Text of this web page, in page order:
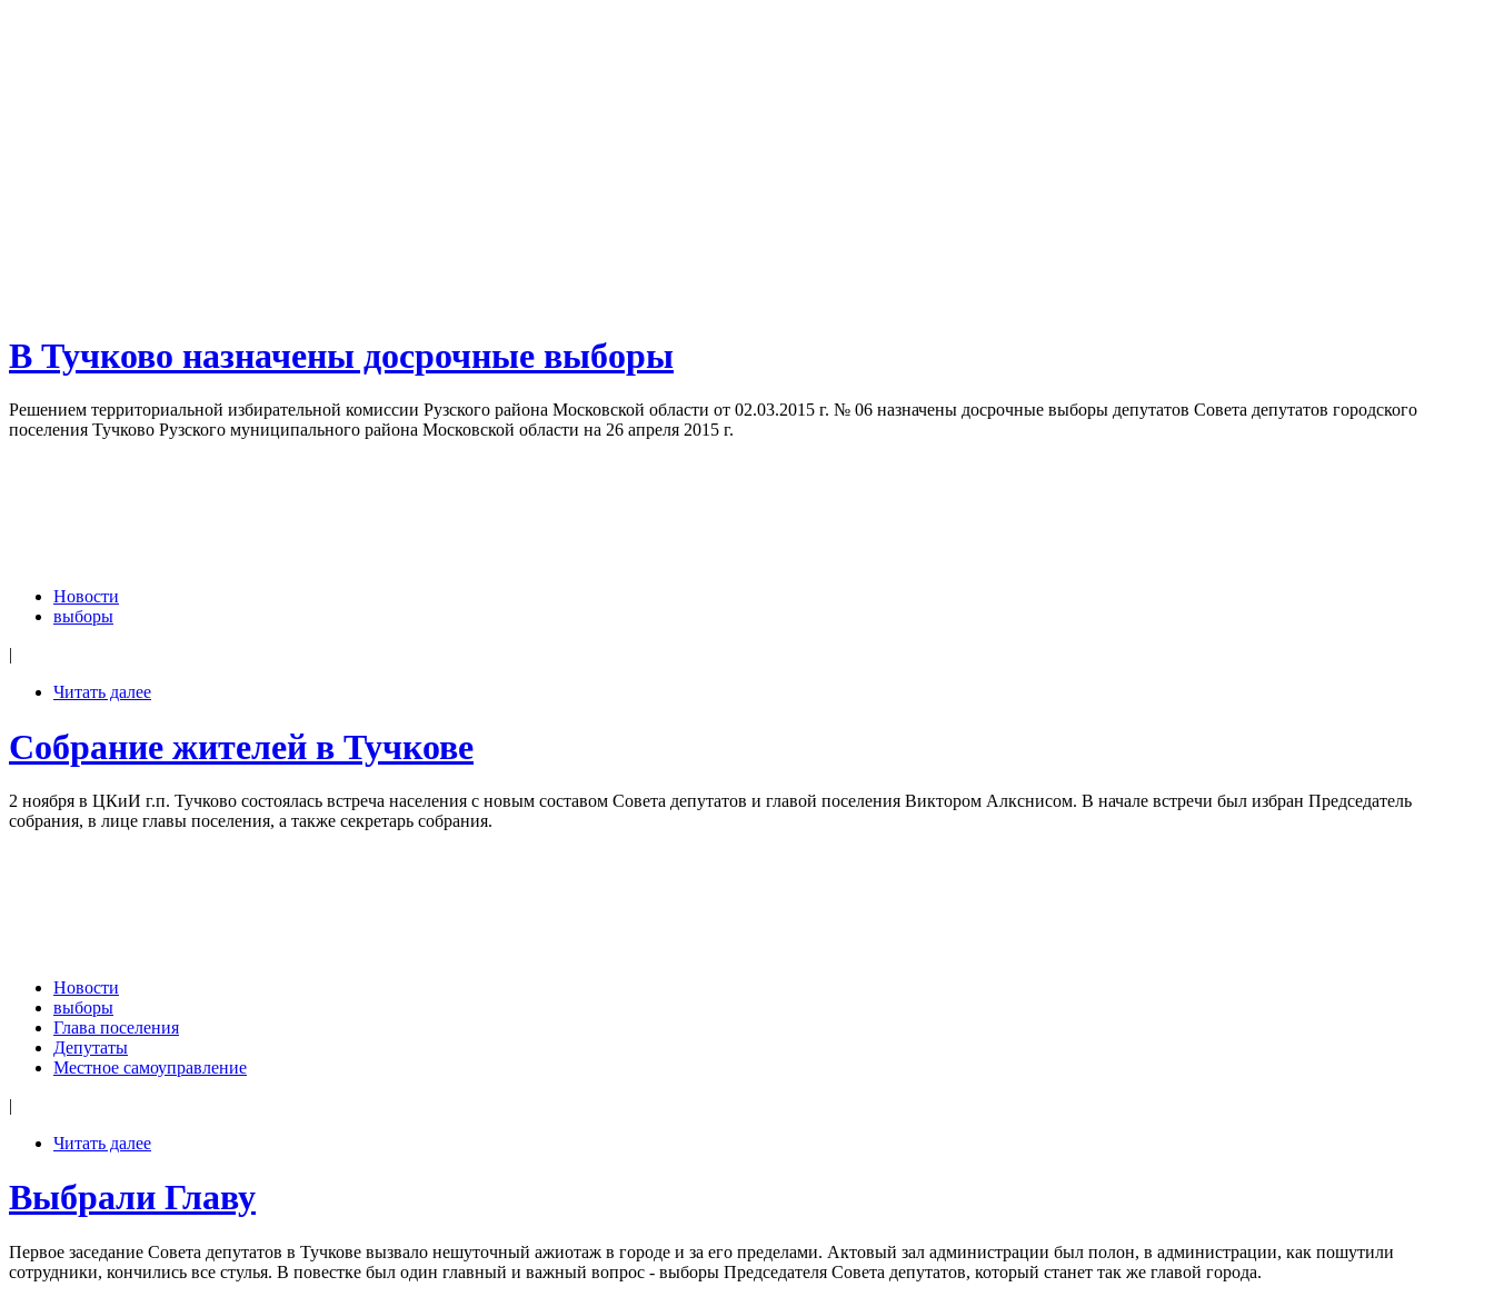
В Тучково назначены досрочные выборы
Решением территориальной избирательной комиссии Рузского района Московской области от 02.03.2015 г. № 06 назначены досрочные выборы депутатов Совета депутатов городского
поселения Тучково Рузского муниципального района Московской области на 26 апреля 2015 г.
Новости
выборы
|
Читать далее
Собрание жителей в Тучкове
2 ноября в ЦКиИ г.п. Тучково состоялась встреча населения с новым составом Совета депутатов и главой поселения Виктором Алкснисом. В начале встречи был избран Председатель
собрания, в лице главы поселения, а также секретарь собрания.
Новости
выборы
Глава поселения
Депутаты
Местное самоуправление
|
Читать далее
Выбрали Главу
Первое заседание Совета депутатов в Тучкове вызвало нешуточный ажиотаж в городе и за его пределами. Актовый зал администрации был полон, в администрации, как пошутили
сотрудники, кончились все стулья. В повестке был один главный и важный вопрос - выборы Председателя Совета депутатов, который станет так же главой города.